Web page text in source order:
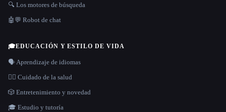
🔍 Los motores de búsqueda
🤖💬 Robot de chat
🎓EDUCACIÓN Y ESTILO DE VIDA
🗣️ Aprendizaje de idiomas
👩‍⚕️ Cuidado de la salud
🎲 Entretenimiento y novedad
🎓 Estudio y tutoría